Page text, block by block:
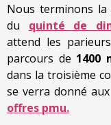
Nous terminons la
du quinté de
attend les
parcours de 1400
dans la troisième
se verra donné
offres pmu.